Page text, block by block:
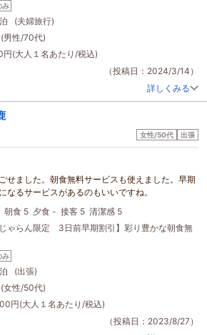
み
(夫婦旅行)
(男性/70代)
(大人１名あたり/税込)
（投稿日：2024/3/14）
詳しくみる
女性/50代 出張
せました。朝食無料サービスも使えました。早期
になるサービスがあるのもいいですね。
朝食 5 夕食 - 接客 5 清潔感 5
じゃらん限定 3日前早期割引】彩り豊かな朝食無
み
(出張)
(女性/50代)
円(大人１名あたり/税込)
（投稿日：2023/8/27）